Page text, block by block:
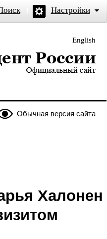
Настройки
English
официальный сайт
Обычная версия сайта
Халонен